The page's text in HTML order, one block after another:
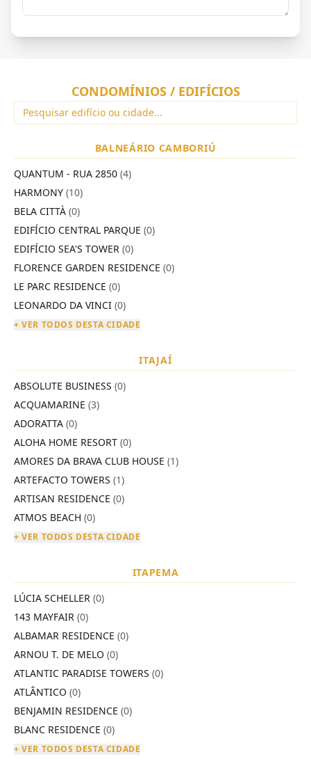
CONDOMÍNIOS / EDIFÍCIOS
BALNEÁRIO CAMBORIÚ
QUANTUM - RUA 2850 (4)
HARMONY (10)
BELA CITTÀ (0)
EDIFÍCIO CENTRAL PARQUE (0)
EDIFÍCIO SEA'S TOWER (0)
FLORENCE GARDEN RESIDENCE (0)
LE PARC RESIDENCE (0)
LEONARDO DA VINCI (0)
+ VER TODOS DESTA CIDADE
ITAJAÍ
ABSOLUTE BUSINESS (0)
ACQUAMARINE (3)
ADORATTA (0)
ALOHA HOME RESORT (0)
AMORES DA BRAVA CLUB HOUSE (1)
ARTEFACTO TOWERS (1)
ARTISAN RESIDENCE (0)
ATMOS BEACH (0)
+ VER TODOS DESTA CIDADE
ITAPEMA
LÚCIA SCHELLER (0)
143 MAYFAIR (0)
ALBAMAR RESIDENCE (0)
ARNOU T. DE MELO (0)
ATLANTIC PARADISE TOWERS (0)
ATLÂNTICO (0)
BENJAMIN RESIDENCE (0)
BLANC RESIDENCE (0)
+ VER TODOS DESTA CIDADE